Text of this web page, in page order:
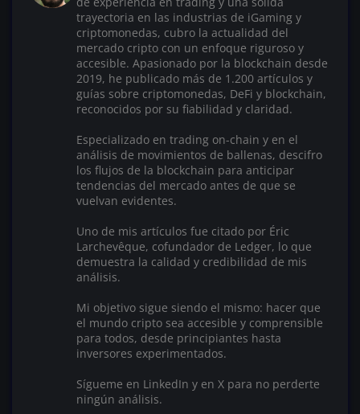
trayectoria en las industrias de iGaming y
criptomonedas, cubro la actualidad del
mercado cripto con un enfoque riguroso y
accesible. Apasionado por la blockchain desde
2019, he publicado más de 1.200 artículos y
guías sobre criptomonedas, DeFi y blockchain,
reconocidos por su fiabilidad y claridad.
Especializado en trading on-chain y en el
análisis de movimientos de ballenas, descifro
los flujos de la blockchain para anticipar
tendencias del mercado antes de que se
vuelvan evidentes.
Uno de mis artículos fue citado por Éric
Larchevêque, cofundador de Ledger, lo que
demuestra la calidad y credibilidad de mis
análisis.
Mi objetivo sigue siendo el mismo: hacer que
el mundo cripto sea accesible y comprensible
para todos, desde principiantes hasta
inversores experimentados.
Sígueme en LinkedIn y en X para no perderte
ningún análisis.